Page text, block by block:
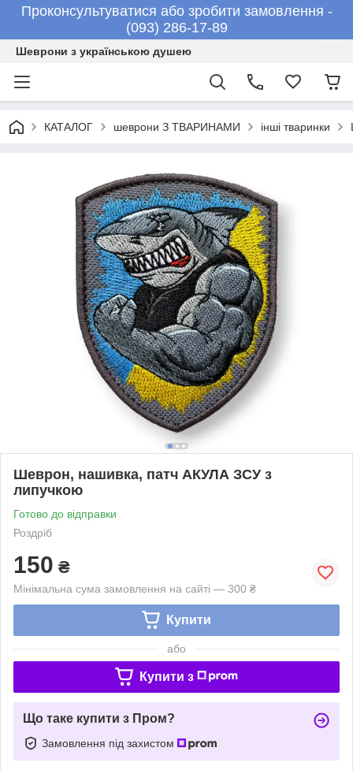
Проконсультуватися або зробити замовлення -
(093) 286-17-89
Шеврони з українською душею
КАТАЛОГ шеврони З ТВАРИНАМИ інші тваринки
Шеврон, нашивка, патч АКУЛА ЗСУ з
липучкою
Готово до відправки
Роздріб
150 ₴
Мінімальна сума замовлення на сайті — 300 ₴
Купити
або
Купити з
Що таке купити з Пром?
Замовлення під захистом